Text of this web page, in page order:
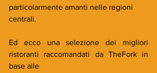
particolarmente amanti nelle regioni
centrali.
Ed ecco una selezione dei migliori
ristoranti raccomandati da TheFork in
base alle